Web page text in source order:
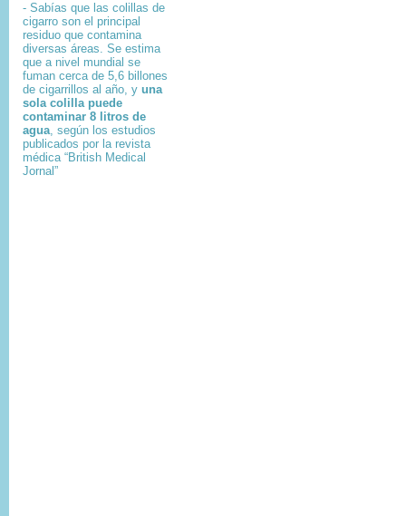
- Sabías que l as colillas de
cigarro son el principal
residuo que contamina
diversas áreas. Se estima
que a nivel mundial se
fuman cerca de 5,6 billones
de cigarrillos al año, y una
sola colilla puede
contaminar 8 litros de
agua, según los estudios
publicados por la revista
médica “British Medical
Jornal”